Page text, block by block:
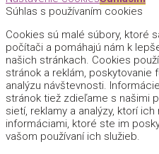
Súhlas s používaním cookies
Cookies sú malé súbory, ktoré
počítači a pomáhajú nám k
našich stránkach. Cookies
stránok a reklám, poskytovanie
analýzu návštevnosti.
stránok tiež zdieľame s našimi
sietí, reklamy a analýzy, ktorí
informáciami, ktoré ste im
vašom používaní ich služieb.